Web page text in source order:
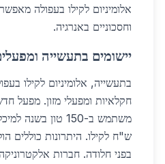
אלומיניום לקילו בעפולה
וחסכוניים באנרגיה.
יישומים בתעשייה
בתעשייה, אלומיניום לקילו
חקלאיות ומפעלי מזון. מפעל
ש"ח לקילו. היתרונות כוללים
בפני חלודה. חברות